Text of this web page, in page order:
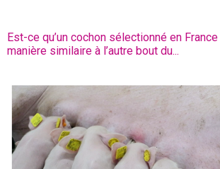
Est-ce qu’un cochon sélectionné en
manière similaire à l’autre bout du...